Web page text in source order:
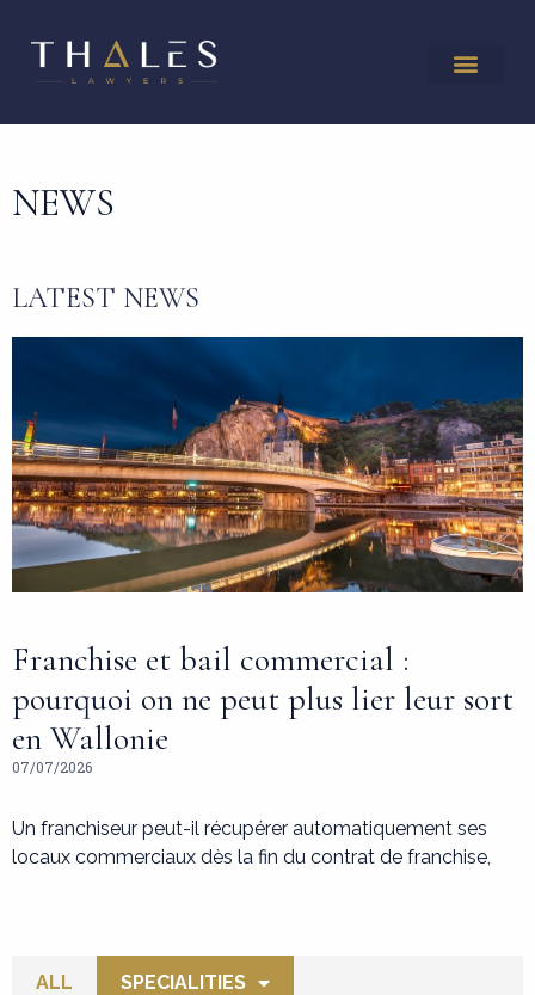
NEWS
LATEST NEWS
Franchise et bail commercial :
pourquoi on ne peut plus lier leur sort
en Wallonie
07/07/2026
Un franchiseur peut-il récupérer automatiquement ses
locaux commerciaux dès la fin du contrat de franchise,
ALL SPECIALITIES